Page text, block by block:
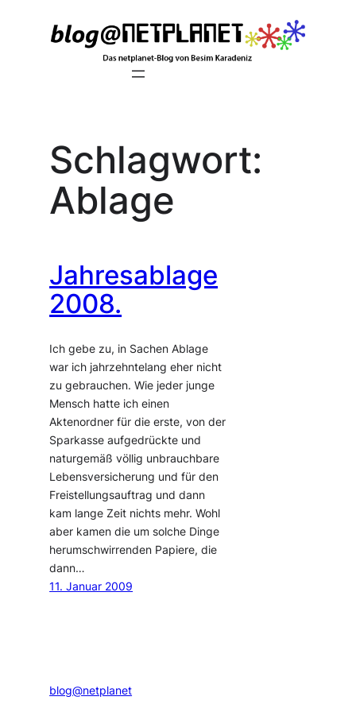
Schlagwort:
Ablage
Jahresablage
2008.
Ich gebe zu, in Sachen Ablage
war ich jahrzehntelang eher nicht
zu gebrauchen. Wie jeder junge
Mensch hatte ich einen
Aktenordner für die erste, von der
Sparkasse aufgedrückte und
naturgemäß völlig unbrauchbare
Lebensversicherung und für den
Freistellungsauftrag und dann
kam lange Zeit nichts mehr. Wohl
aber kamen die um solche Dinge
herumschwirrenden Papiere, die
dann…
11. Januar 2009
blog@netplanet